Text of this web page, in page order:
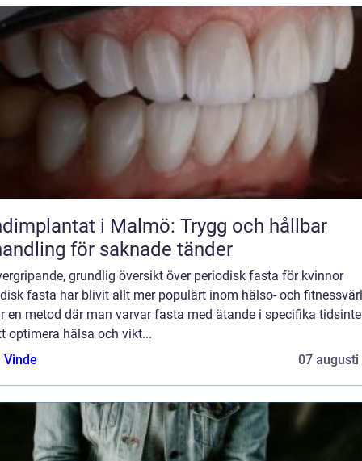
i Malmö: Trygg och hållbar
för saknade tänder
grundlig översikt över periodisk fasta för kvinnor
fasta har blivit allt mer populärt inom hälso- och
en metod där man varvar fasta med ätande i specifika
optimera hälsa och vikt...
Vinde
07 augusti